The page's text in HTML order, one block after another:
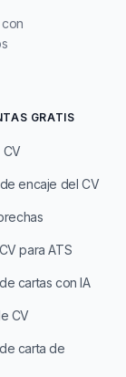
GRATIS
encaje del CV
para ATS
cartas con IA
CV
carta de